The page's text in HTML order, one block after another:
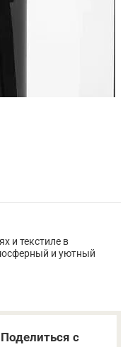
и текстиле в
и уютный
с